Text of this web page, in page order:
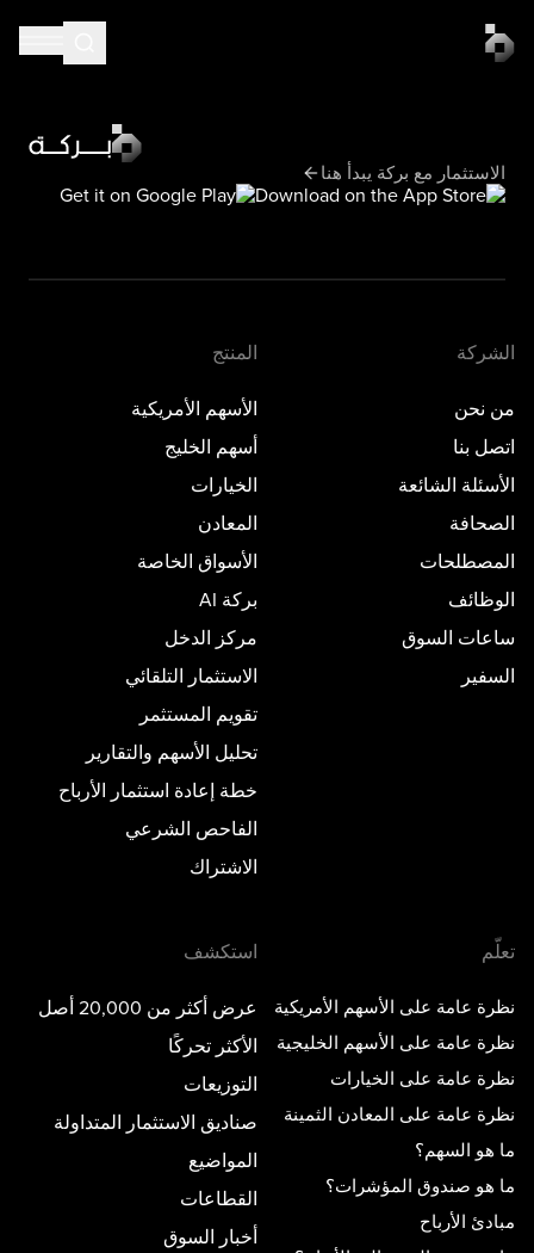
الاستثمار مع بركة يبدأ هنا
الشركة
من نحن
اتصل بنا
الأسئلة الشائعة
الصحافة
المصطلحات
الوظائف
ساعات السوق
السفير
المنتج
الأسهم الأمريكية
أسهم الخليج
الخيارات
المعادن
الأسواق الخاصة
بركة AI
مركز الدخل
الاستثمار التلقائي
تقويم المستثمر
تحليل الأسهم والتقارير
خطة إعادة استثمار الأرباح
الفاحص الشرعي
الاشتراك
تعلّم
نظرة عامة على الأسهم الأمريكية
نظرة عامة على الأسهم الخليجية
نظرة عامة على الخيارات
نظرة عامة على المعادن الثمينة
ما هو السهم؟
ما هو صندوق المؤشرات؟
مبادئ الأرباح
استكشف
عرض أكثر من 20,000 أصل
الأكثر تحركًا
التوزيعات
صناديق الاستثمار المتداولة
المواضيع
القطاعات
أخبار السوق